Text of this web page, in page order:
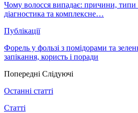
Чому волосся випадає: причини, типи
діагностика та комплексне…
Публікації
Форель у фользі з помідорами та
запікання, користь і поради
Попередні Слідуючі
Останні статті
Статті